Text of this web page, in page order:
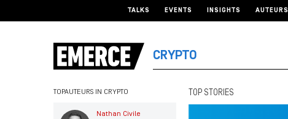
TALKS EVENTS INSIGHTS AUTEURS
CRYPTO
TOPAUTEURS IN CRYPTO
Nathan Civile
TOP STORIES